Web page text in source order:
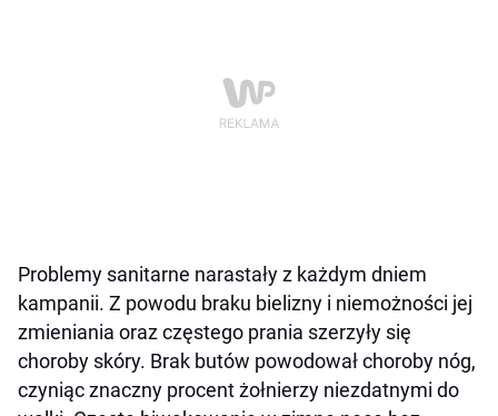
Problemy sanitarne narastały z każdym dniem
kampanii. Z powodu braku bielizny i niemożności jej
zmieniania oraz częstego prania szerzyły się
choroby skóry. Brak butów powodował choroby nóg,
czyniąc znaczny procent żołnierzy niezdatnymi do